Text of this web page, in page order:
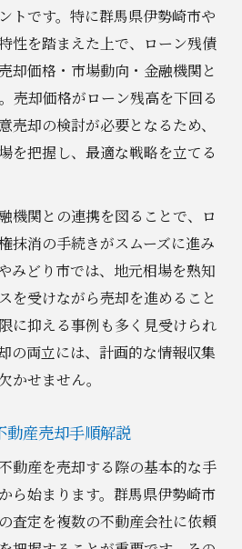
トです。特に群馬県伊勢崎市や
性を踏まえた上で、ローン残債
却価格・市場動向・金融機関と
売却価格がローン残高を下回る
売却の検討が必要となるため、
を把握し、最適な戦略を立てる
機関との連携を図ることで、ロ
抹消の手続きがスムーズに進み
みどり市では、地元相場を熟知
を受けながら売却を進めること
に抑える事例も多く見受けられ
の両立には、計画的な情報収集
かせません。
動産売却手順解説
動産を売却する際の基本的な手
ら始まります。群馬県伊勢崎市
査定を複数の不動産会社に依頼